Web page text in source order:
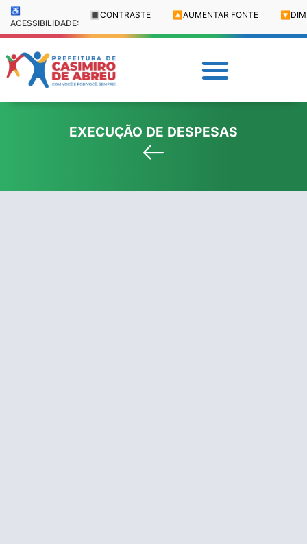
♿
ACESSIBILIDADE:
🔳 CONTRASTE 🔼 AUMENTAR FONTE 🔽
EXECUÇÃO DE DESPESAS